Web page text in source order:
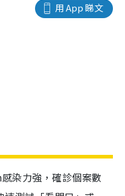
用 App 睇文
染力強，確診個案數